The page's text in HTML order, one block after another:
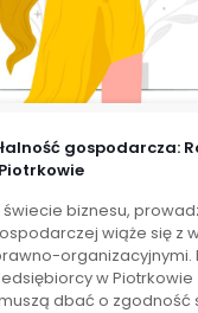
gospodarcza:
świecie biznesu,
wiąże się z
organizacyjnymi.
w Piotrkowie
dbać o zgodność